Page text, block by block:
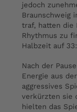
jedoch
Braunschweig
traf, hatten die
Rhythmus zu
Halbzeit auf
Nach der
Energie aus
aggressives
verkürzten sie
hielten das